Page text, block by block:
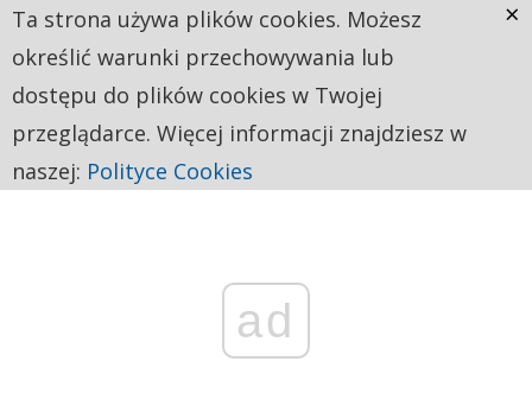
ad
Ta strona używa plików cookies. Możesz
określić warunki przechowywania lub
dostępu do plików cookies w Twojej
przeglądarce. Więcej informacji znajdziesz w
naszej: Polityce Cookies
×